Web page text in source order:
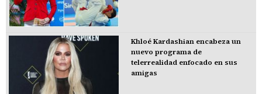
Khloé Kardashian encabeza un
nuevo programa de
telerrealidad enfocado en sus
amigas